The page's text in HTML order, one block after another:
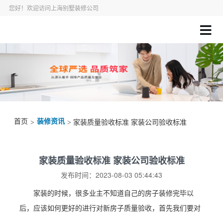
您好！欢迎访问上海别墅装修公司
首页 > 装修资讯 > 家装质量验收标准 家装公司验收标准
家装质量验收标准 家装公司验收标准
发布时间：2023-08-03 05:44:43
家装的时候，很多业主不知道自己的房子装修完毕以
后，应该如何更好的进行对新房子质量验收，首先我们要对